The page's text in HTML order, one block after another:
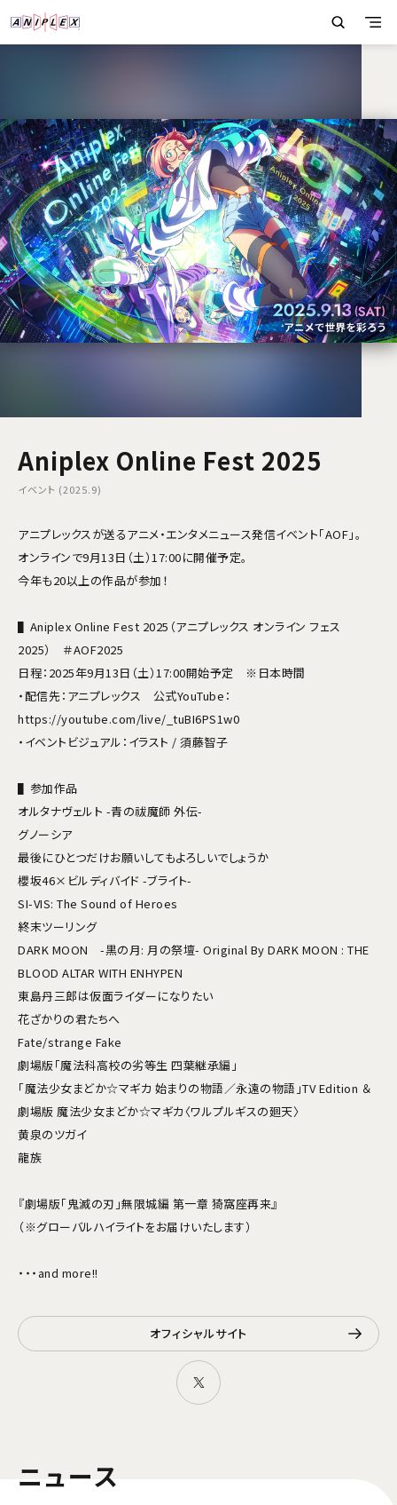
Aniplex Online Fest 2025
イベント (2025.9)
アニプレックスが送るアニメ・エンタメニュース発信イベント「AOF」。
オンラインで9月13日（土）17:00に開催予定。
今年も20以上の作品が参加！
▌Aniplex Online Fest 2025（アニプレックス オンライン フェス
2025） ＃AOF2025
日程：2025年9月13日（土）17:00開始予定 ※日本時間
・配信先：アニプレックス 公式YouTube：
https://youtube.com/live/_tuBI6PS1w0
・イベントビジュアル：イラスト / 須藤智子
▌参加作品
オルタナヴェルト -青の祓魔師 外伝-
グノーシア
最後にひとつだけお願いしてもよろしいでしょうか
櫻坂46×ビルディバイド -ブライト-
SI-VIS: The Sound of Heroes
終末ツーリング
DARK MOON -黒の月: 月の祭壇- Original By DARK MOON : THE
BLOOD ALTAR WITH ENHYPEN
東島丹三郎は仮面ライダーになりたい
花ざかりの君たちへ
Fate/strange Fake
劇場版「魔法科高校の劣等生 四葉継承編」
「魔法少女まどか☆マギカ 始まりの物語／永遠の物語」TV Edition ＆
劇場版 魔法少女まどか☆マギカ〈ワルプルギスの廻天〉
黄泉のツガイ
龍族
『劇場版「鬼滅の刃」無限城編 第一章 猗窩座再来』
（※グローバルハイライトをお届けいたします）
・・・and more!!
オフィシャルサイト
ニュース